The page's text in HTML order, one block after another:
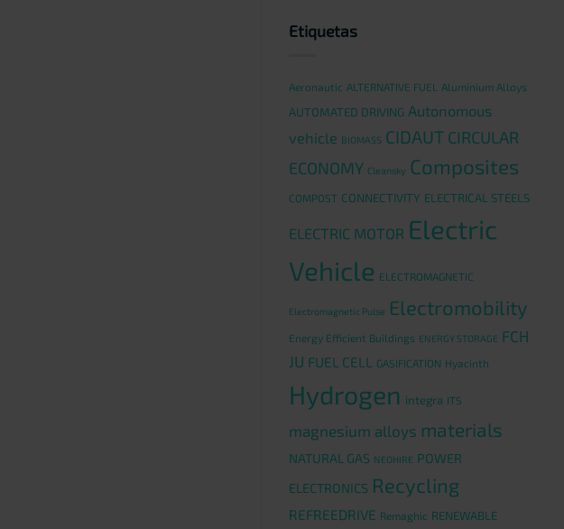
Etiquetas
Aeronautic ALTERNATIVE FUEL Aluminium Alloys
AUTOMATED DRIVING Autonomous
vehicle BIOMASS CIDAUT CIRCULAR
ECONOMY Cleansky Composites
COMPOST CONNECTIVITY ELECTRICAL STEELS
ELECTRIC MOTOR Electric
Vehicle ELECTROMAGNETIC
Electromagnetic Pulse Electromobility
Energy Efficient Buildings ENERGY STORAGE FCH
JU FUEL CELL GASIFICATION Hyacinth
Hydrogen integra ITS
magnesium alloys materials
NATURAL GAS NEOHIRE POWER
ELECTRONICS Recycling
REFREEDRIVE Remaghic RENEWABLE